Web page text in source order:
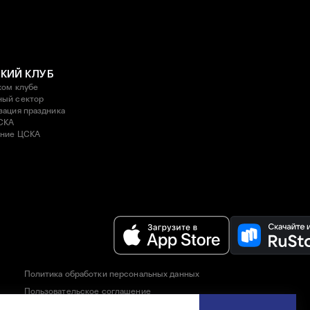
КЛУБ
клубе
сектор
праздника
ЦСКА
Политика обработки персональных данных
Пользовательское соглашение